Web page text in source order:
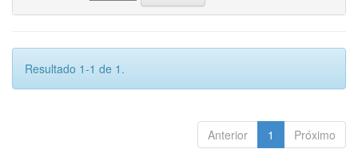
Resultado 1-1 de 1.
Anterior 1 Próximo